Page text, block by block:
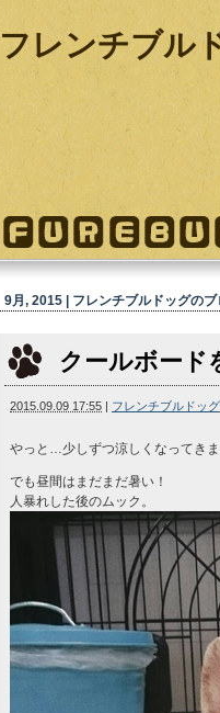
フレンチブル
9月, 2015 | フレンチブルドッグのブ
クールボード
2015.09.09 17:55 | フレンチブルドッグ
やっと…少しずつ涼しくなってきま
でも昼間はまだまだ暑い！
人暴れした後のムック。